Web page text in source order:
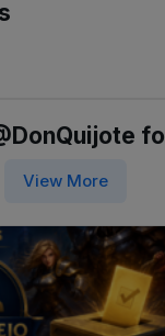
View More